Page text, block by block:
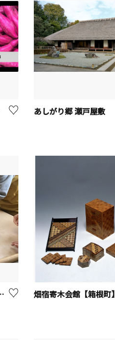
あしがり郷 瀬戸屋敷
雲【秦野市】 畑宿寄木会館【箱根町】